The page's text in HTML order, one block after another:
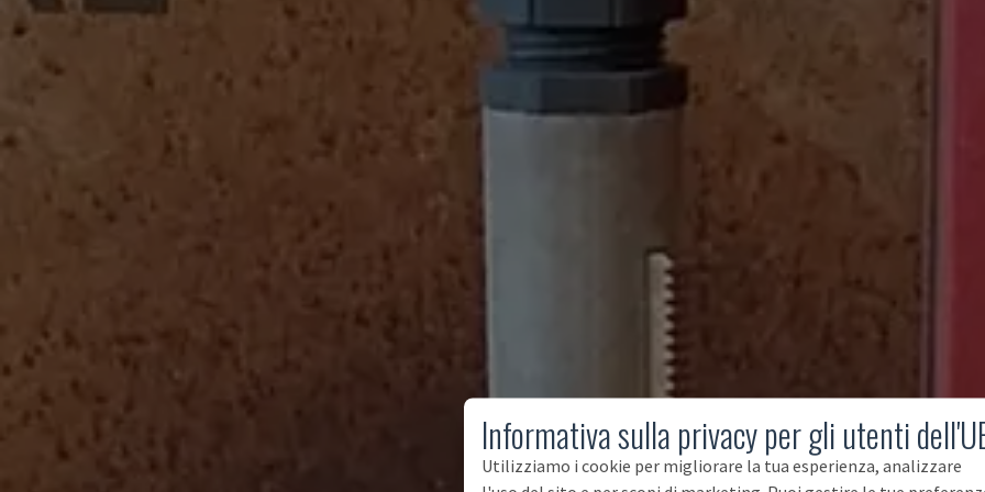
Informativa sulla privacy per gli utenti
Utilizziamo i cookie per migliorare la tua esperienza, analizzare